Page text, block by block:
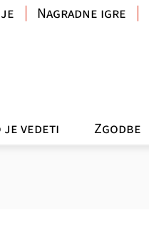
je vedeti Zgodbe
Nagradne igre